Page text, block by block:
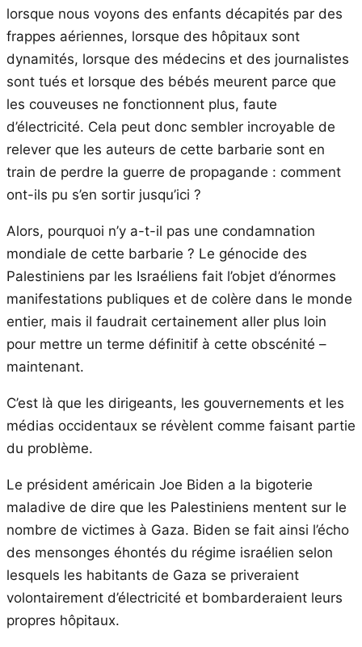
lorsque nous voyons des enfants décapités par des
frappes aériennes, lorsque des hôpitaux sont
dynamités, lorsque des médecins et des journalistes
sont tués et lorsque des bébés meurent parce que
les couveuses ne fonctionnent plus, faute
d’électricité. Cela peut donc sembler incroyable de
relever que les auteurs de cette barbarie sont en
train de perdre la guerre de propagande : comment
ont-ils pu s’en sortir jusqu’ici ?
Alors, pourquoi n’y a-t-il pas une condamnation
mondiale de cette barbarie ? Le génocide des
Palestiniens par les Israéliens fait l’objet d’énormes
manifestations publiques et de colère dans le monde
entier, mais il faudrait certainement aller plus loin
pour mettre un terme définitif à cette obscénité –
maintenant.
C’est là que les dirigeants, les gouvernements et les
médias occidentaux se révèlent comme faisant partie
du problème.
Le président américain Joe Biden a la bigoterie
maladive de dire que les Palestiniens mentent sur le
nombre de victimes à Gaza. Biden se fait ainsi l’écho
des mensonges éhontés du régime israélien selon
lesquels les habitants de Gaza se priveraient
volontairement d’électricité et bombarderaient leurs
propres hôpitaux.